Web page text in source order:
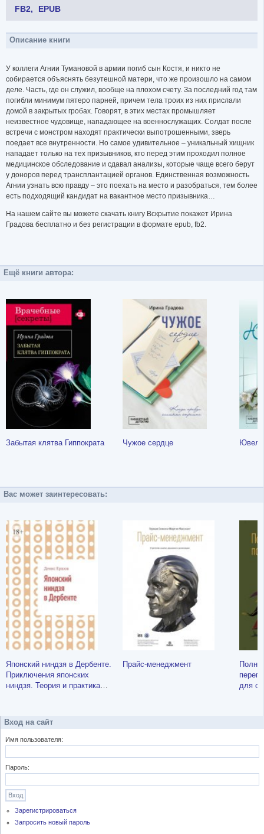
FB2
EPUB
Описание книги
У коллеги Агнии Тумановой в армии погиб сын Костя, и никто не
собирается объяснять безутешной матери, что же произошло на самом
деле. Часть, где он служил, вообще на плохом счету. За последний год там
погибли минимум пятеро парней, причем тела троих из них прислали
домой в закрытых гробах. Говорят, в этих местах промышляет
неизвестное чудовище, нападающее на военнослужащих. Солдат после
встречи с монстром находят практически выпотрошенными, зверь
поедает все внутренности. Но самое удивительное – уникальный хищник
нападает только на тех призывников, кто перед этим проходил полное
медицинское обследование и сдавал анализы, которые чаще всего берут
у доноров перед трансплантацией органов. Единственная возможность
Агнии узнать всю правду – это поехать на место и разобраться, тем более
есть подходящий кандидат на вакантное место призывника…
На нашем сайте вы можете скачать книгу Вскрытие покажет Ирина
Градова бесплатно и без регистрации в формате epub, fb2.
Ещё книги автора:
Забытая клятва Гиппократа Чужое сердце
Вас может заинтересовать:
Японский ниндзя в Дербенте.
Приключения японских
ниндзя. Теория и практика
Прайс-менеджмент
для
Вход на сайт
Имя пользователя:
Пароль:
Зарегистрироваться
Запросить новый пароль